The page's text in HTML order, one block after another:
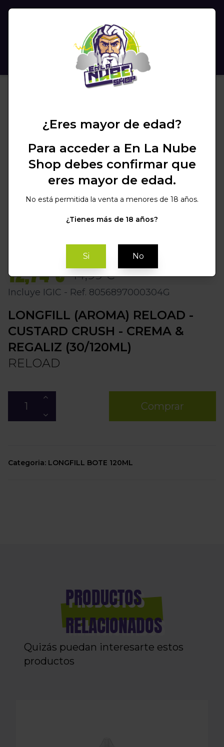
12,74 € 14,99 €
Incluye IGIC - Ref. 8056897000304G
LONGFILL (AROMA) RELOAD -
CUSTARD CRUSH - CREMA &
REGALIZ (30/120ML)
RELOAD
Comprar
Categoria: LONGFILL BOTE 120ML
PRODUCTOS
RELACIONADOS
Quizás puedan interesarte estos
productos
¿Eres mayor de edad?
Para acceder a En La Nube
Shop debes confirmar que
eres mayor de edad.
No está permitida la venta a menores de 18 años.
¿Tienes más de 18 años?
Si No